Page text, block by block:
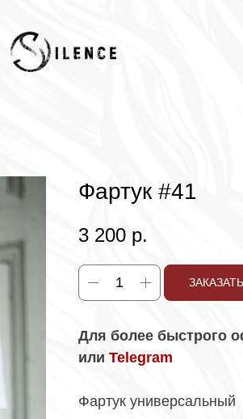
Фартук #41
3 200 р.
ЗАКАЗАТЬ
Для более быстрого
или Telegram
Фартук универсальный